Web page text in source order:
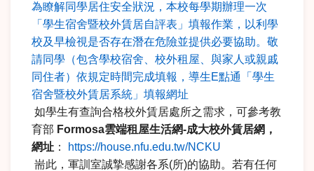
為瞭解同學居住安全狀況，本校每學期辦理一次
「學生宿舍暨校外賃居自評表」填報作業，以利學
校及早檢視是否存在潛在危險並提供必要協助。敬
請同學（包含學校宿舍、校外租屋、與家人或親戚
同住者）依規定時間完成填報，導生E點通「學生
宿舍暨校外賃居系統」填報網址
如學生有查詢合格校外賃居處所之需求，可參考教
育部 Formosa雲端租屋生活網-成大校外賃居網，
網址 ：
https://house.nfu.edu.tw/NCKU
耑此，軍訓室誠摯感謝各系(所)的協助。若有任何